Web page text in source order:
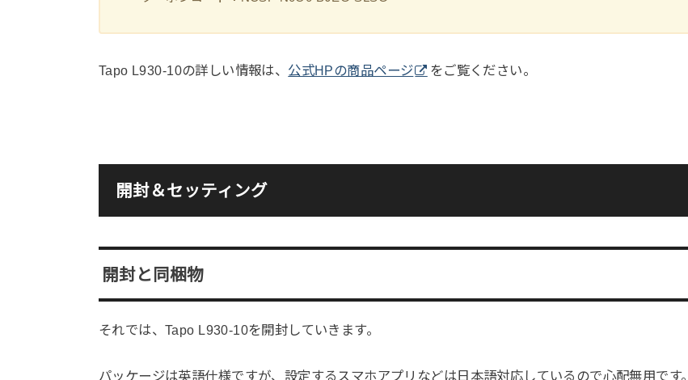
Tapo L930-10の詳しい情報は、 公式HPの商品ページ をご覧ください。
開封＆セッティング
開封と同梱物
それでは、Tapo L930-10を開封していきます。
パッケージは英語仕様ですが、設定するスマホアプリなどは日本語対応しているので心配無用です。